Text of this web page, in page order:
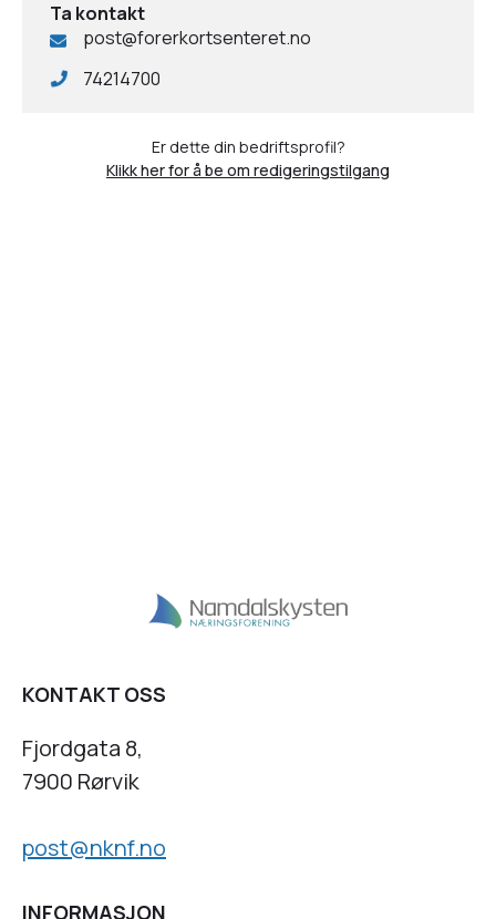
Ta kontakt
post@forerkortsenteret.no
74214700
Er dette din bedriftsprofil?
Klikk her for å be om redigeringstilgang
KONTAKT OSS
Fjordgata 8,
7900 Rørvik
post@nknf.no
INFORMASJON